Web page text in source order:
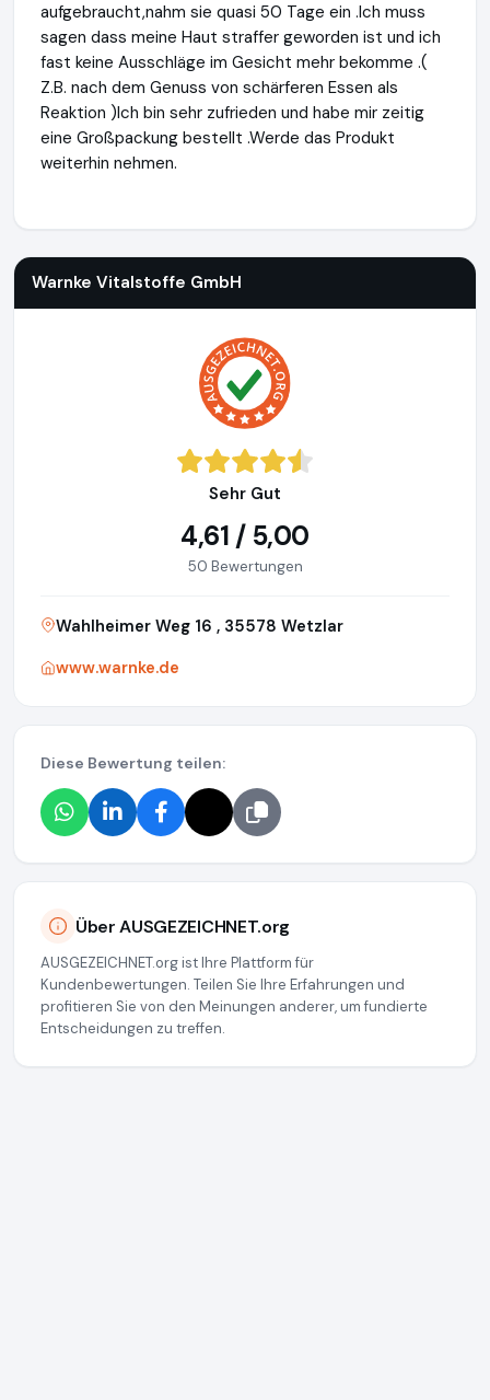
aufgebraucht,nahm sie quasi 50 Tage ein .Ich muss
sagen dass meine Haut straffer geworden ist und ich
fast keine Ausschläge im Gesicht mehr bekomme .(
Z.B. nach dem Genuss von schärferen Essen als
Reaktion )Ich bin sehr zufrieden und habe mir zeitig
eine Großpackung bestellt .Werde das Produkt
weiterhin nehmen.
Warnke Vitalstoffe GmbH
Sehr Gut
4,61 / 5,00
50 Bewertungen
Wahlheimer Weg 16 , 35578 Wetzlar
www.warnke.de
Diese Bewertung teilen:
Über AUSGEZEICHNET.org
AUSGEZEICHNET.org ist Ihre Plattform für
Kundenbewertungen. Teilen Sie Ihre Erfahrungen und
profitieren Sie von den Meinungen anderer, um fundierte
Entscheidungen zu treffen.